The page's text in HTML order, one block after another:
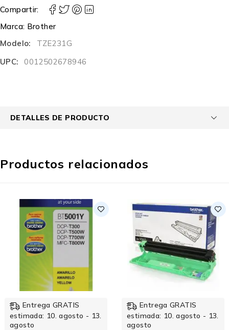
Compartir:
Marca: Brother
Modelo:
TZE231G
UPC:
0012502678946
DETALLES DE PRODUCTO
Productos relacionados
Entrega GRATIS
estimada: 10. agosto - 13.
agosto
Entrega GRATIS
estimada: 10. agosto - 13.
agosto